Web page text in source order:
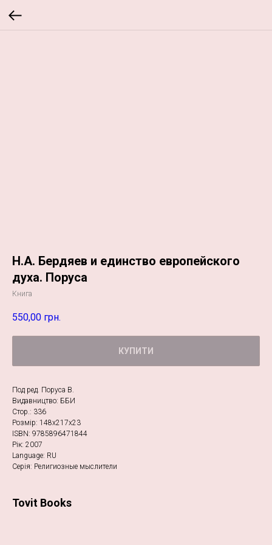
Н.А. Бердяев и единство европейского
духа. Поруса
Книга
550,00 грн.
КУПИТИ
Под ред. Поруса В.
Видавництво: ББИ
Стор.: 336
Розмір: 148х217х23
ISBN: 9785896471844
Рік: 2007
Language: RU
Серія: Религиозные мыслители
Tovit Books